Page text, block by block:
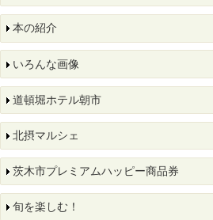
本の紹介
いろんな画像
道頓堀ホテル朝市
北摂マルシェ
茨木市プレミアムハッピー商品券
旬を楽しむ！